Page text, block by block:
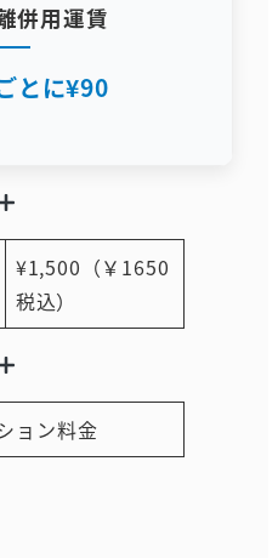
併用運賃
とに¥90
¥1,500（￥1650
税込）
ョン料金